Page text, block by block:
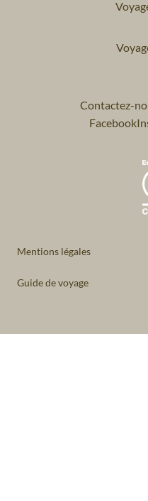
Contactez-
Facebook
Mentions légales
Guide de voyage